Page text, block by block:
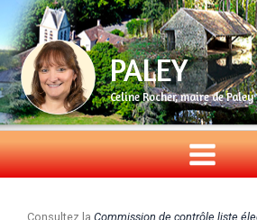
contenu
PALEY
Celine Rocher, maire de Paley
Consultez la Commission de contrôle liste